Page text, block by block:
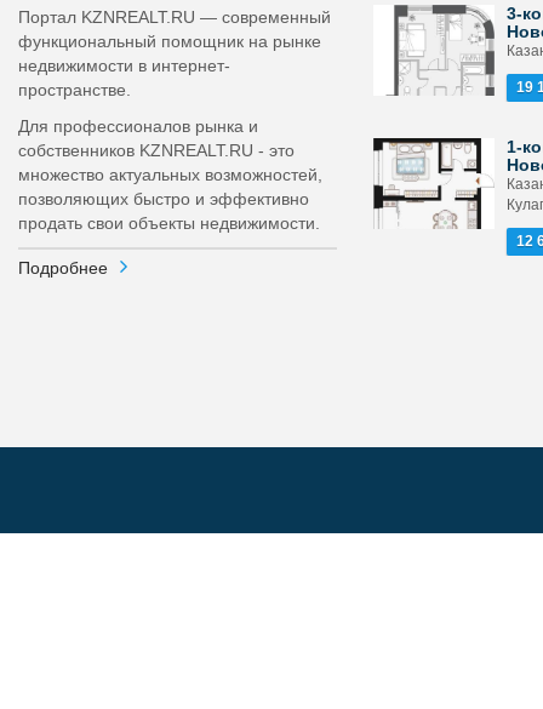
Портал KZNREALT.RU — современный
функциональный помощник на рынке
недвижимости в интернет-
пространстве.
Для профессионалов рынка и
собственников KZNREALT.RU - это
множество актуальных возможностей,
позволяющих быстро и эффективно
продать свои объекты недвижимости.
Подробнее
3-
19
1-
12